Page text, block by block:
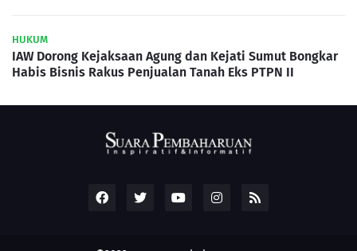
HUKUM
IAW Dorong Kejaksaan Agung dan Kejati Sumut Bongkar
Habis Bisnis Rakus Penjualan Tanah Eks PTPN II